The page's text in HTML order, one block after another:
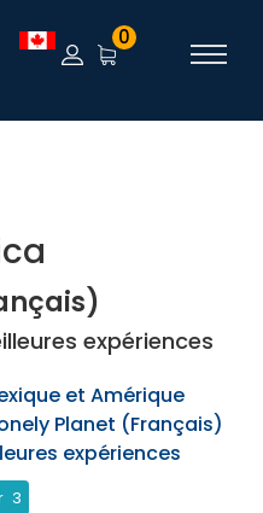
0
expériences
et Amérique
Planet (Français)
expériences
3